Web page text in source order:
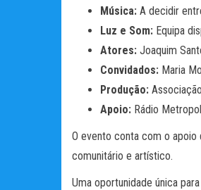
Música: A decidir
Luz e Som: Equipa
Atores: Joaquim
Convidados: Maria
Produção:
Apoio: Rádio
O evento conta com o
comunitário e artístico.
Uma oportunidade única